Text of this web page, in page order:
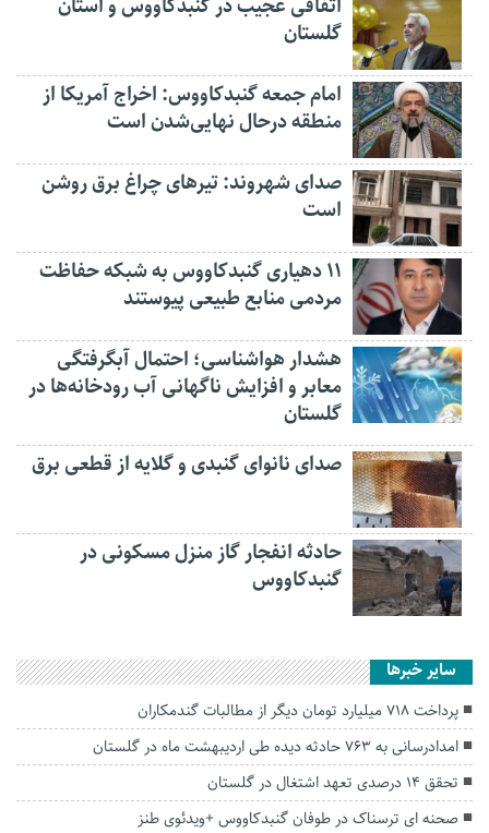
گلستان
امام جمعه گنبدکاووس: اخراج آمریکا از
منطقه درحال نهایی‌شدن است
صدای شهروند: تیرهای چراغ برق روشن
است
۱۱ دهیاری گنبدکاووس به شبکه حفاظت
مردمی منابع طبیعی پیوستند
هشدار هواشناسی؛ احتمال آبگرفتگی
معابر و افزایش ناگهانی آب رودخانه‌ها در
گلستان
صدای نانوای گنبدی و گلایه از قطعی برق
حادثه انفجار گاز منزل مسکونی در
گنبدکاووس
سایر خبرها
پرداخت ۷۱۸ میلیارد تومان دیگر از مطالبات گندمکاران
امدادرسانی به ۷۶۳ حادثه دیده طی اردیبهشت ماه در گلستان
تحقق ۱۴ درصدی تعهد اشتغال در گلستان
صحنه ای ترسناک در طوفان گنبدکاووس +ویدئوی طنز